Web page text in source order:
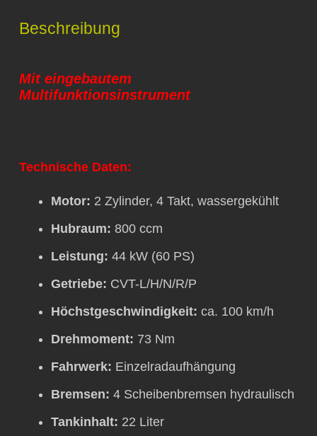
Beschreibung
Mit eingebautem
Multifunktionsinstrument
Technische Daten:
Motor: 2 Zylinder, 4 Takt, wassergekühlt
Hubraum: 800 ccm
Leistung: 44 kW (60 PS)
Getriebe: CVT-L/H/N/R/P
Höchstgeschwindigkeit: ca. 100 km/h
Drehmoment: 73 Nm
Fahrwerk: Einzelradaufhängung
Bremsen: 4 Scheibenbremsen hydraulisch
Tankinhalt: 22 Liter